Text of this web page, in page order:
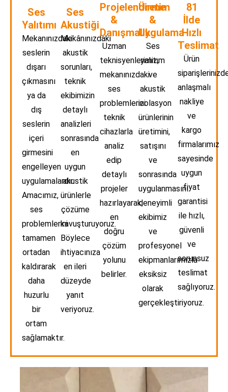
Ses
Yalıtımı
Mekanınızdaki
seslerin
dışarı
çıkmasını
ya da
dış
seslerin
içeri
girmesini
engelleyen
uygulamalardır.
Amacımız,
ses
problemlerini
tamamen
ortadan
kaldırarak
daha
huzurlu
bir
ortam
sağlamaktır.
Ses
Akustiği
Mekânınızdaki
akustik
sorunları,
teknik
ekibimizin
detaylı
analizleri
sonrasında
en
uygun
akustik
ürünlerle
çözüme
kavuşturuyoruz.
Böylece
ihtiyacınıza
en ileri
düzeyde
yanıt
veriyoruz.
Projelendirme
&
Danışmalık
Uzman
teknisyenlerimiz,
mekanınızdaki
ses
problemlerini
teknik
cihazlarla
analiz
edip
detaylı
projeler
hazırlayarak,
en
doğru
çözüm
yolunu
belirler.
Üretim
&
Uygulama
Ses
yalıtım
ve
akustik
izolasyon
ürünlerinin
üretimini,
satışını
ve
sonrasında
uygulanmasını
deneyimli
ekibimiz
ve
profesyonel
ekipmanlarımızla
eksiksiz
olarak
gerçekleştiriyoruz.
81
İlde
Hızlı
Teslimat
Ürün
anlaşmalı
nakliye
ve
kargo
firmalarımız
sayesinde
uygun
fiyat
garantisi
ile hızlı,
güvenli
ve
sorunsuz
teslimat
sağlıyoruz.